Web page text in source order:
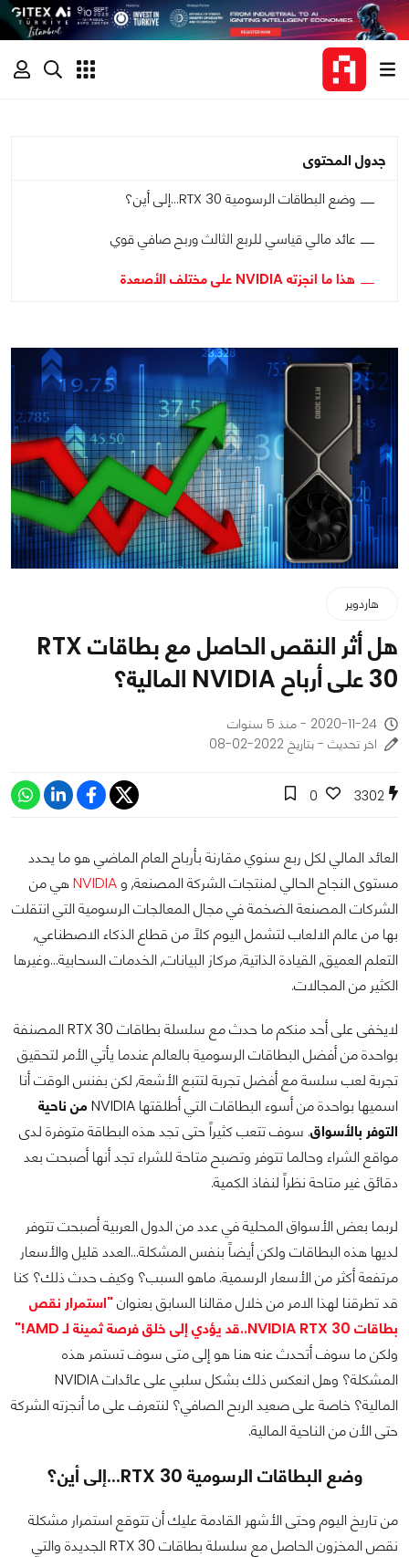
جدول المحتوى
وضع البطاقات الرسومية RTX 30...إلى أين؟
عائد مالي قياسي للربع الثالث وربح صافي قوي
هذا ما انجزته NVIDIA على مختلف الأصعدة
هاردوير
هل أثر النقص الحاصل مع بطاقات RTX
30 على أرباح NVIDIA المالية؟
2020-11-24 - منذ 5 سنوات
اخر تحديث - بتاريخ 2022-02-08
3302
0
العائد المالي لكل ربع سنوي مقارنة بأرباح العام الماضي هو ما يحدد
مستوى النجاح الحالي لمنتجات الشركة المصنعة, وNVIDIAهي من
الشركات المصنعة الضخمة في مجال المعالجات الرسومية التي انتقلت
بها من عالم الالعاب لتشمل اليوم كلاً من قطاع الذكاء الاصطناعي,
التعلم العميق, القيادة الذاتية, مركاز البيانات, الخدمات السحابية...وغيرها
الكثير من المجالات.
لايخفى على أحد منكم ما حدث مع سلسلة بطاقات RTX 30 المصنفة
بواحدة من أفضل البطاقات الرسومية بالعالم عندما يأتي الأمر لتحقيق
تجربة لعب سلسة مع أفضل تجربة لتتبع الأشعة, لكن بفنس الوقت أنا
اسميها بواحدة من أسوء البطاقات التي أطلقتها NVIDIA
من ناحية
التوفر بالأسواق. سوف تتعب كثيراً حتى تجد هذه البطاقة متوفرة لدى
مواقع الشراء وحالما تتوفر وتصبح متاحة للشراء تجد أنها أصبحت بعد
دقائق غير متاحة نظراً لنفاذ الكمية.
لربما بعض الأسواق المحلية في عدد من الدول العربية أصبحت تتوفر
لديها هذه البطاقات ولكن أيضاً بنفس المشكلة...العدد قليل والأسعار
مرتفعة أكثر من الأسعار الرسمية. ماهو السبب؟ وكيف حدث ذلك؟ كنا
قد تطرقنا لهذا الامر من خلال مقالنا السابق بعنوان"استمرار نقص
بطاقات NVIDIA RTX 30..قد يؤدي إلى خلق فرصة ثمينة لـ AMD!"
ولكن ما سوف أتحدث عنه هنا هو إلى متى سوف تستمر هذه
المشكلة؟ وهل انعكس ذلك بشكل سلبي على عائدات NVIDIA
المالية؟ خاصة على صعيد الربح الصافي؟ لنتعرف على ما أنجزته الشركة
حتى الأن من الناحية المالية.
وضع البطاقات الرسومية RTX 30...إلى أين؟
من تاريخ اليوم وحتى الأشهر القادمة عليك أن تتوقع استمرار مشكلة
نقص المخزون الحاصل مع سلسلة بطاقات RTX 30 الجديدة والتي